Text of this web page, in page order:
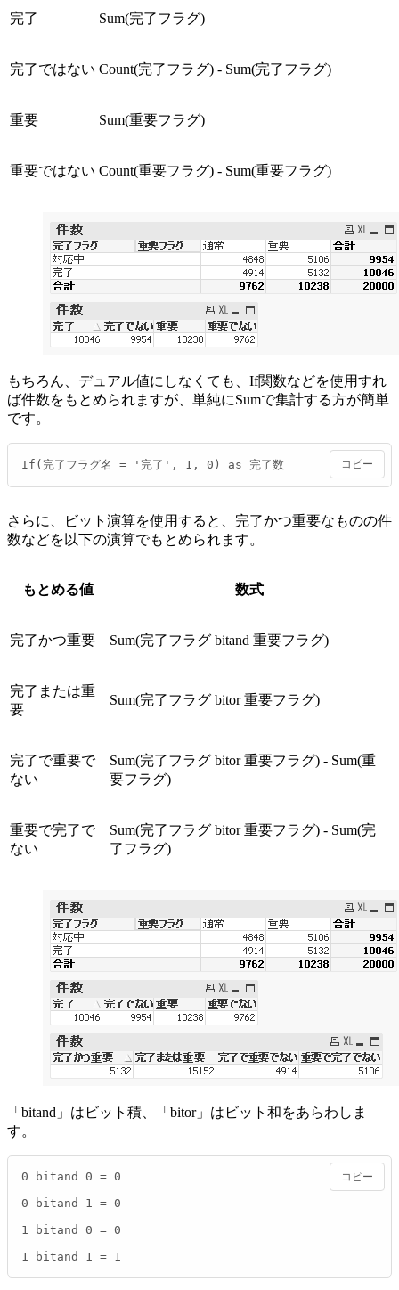
完了 Sum(完了フラグ)
完了ではない Count(完了フラグ) - Sum(完了フラグ)
重要 Sum(重要フラグ)
重要ではない Count(重要フラグ) - Sum(重要フラグ)
もちろん、デュアル値にしなくても、If関数などを使用すれ
ば件数をもとめられますが、単純にSumで集計する方が簡単
です。
If(完了フラグ名 = '完了', 1, 0) as 完了数 コピー
さらに、ビット演算を使用すると、完了かつ重要なものの件
数などを以下の演算でもとめられます。
もとめる値 数式
完了かつ重要 Sum(完了フラグ bitand 重要フラグ)
完了または重
要
Sum(完了フラグ bitor 重要フラグ)
完了で重要で
ない
Sum(完了フラグ bitor 重要フラグ) - Sum(重
要フラグ)
重要で完了で
ない
Sum(完了フラグ bitor 重要フラグ) - Sum(完
了フラグ)
「bitand」はビット積、「bitor」はビット和をあらわしま
す。
0 bitand 0 = 0
0 bitand 1 = 0
1 bitand 0 = 0
1 bitand 1 = 1
コピー